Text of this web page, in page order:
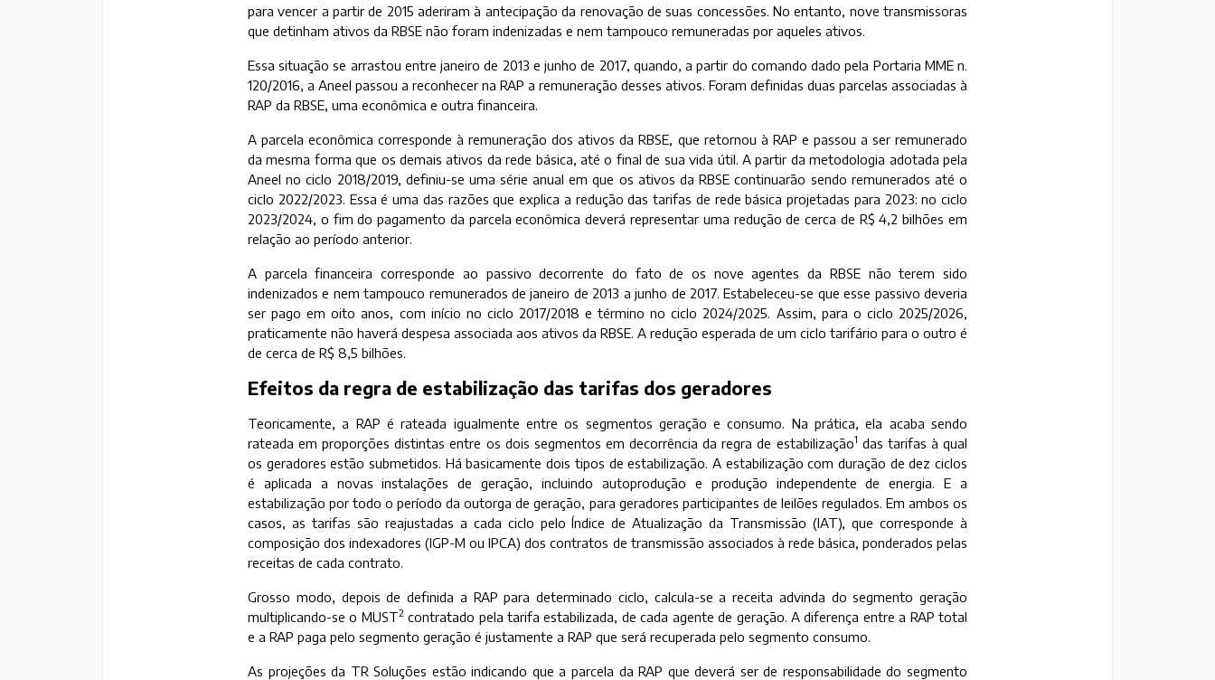
para vencer a partir de 2015 aderiram à antecipação da renovação de suas concessões. No entanto, nove transmissoras
que detinham ativos da RBSE não foram indenizadas e nem tampouco remuneradas por aqueles ativos.
Essa situação se arrastou entre janeiro de 2013 e junho de 2017, quando, a partir do comando dado pela Portaria MME n.
120/2016, a Aneel passou a reconhecer na RAP a remuneração desses ativos. Foram definidas duas parcelas associadas à
RAP da RBSE, uma econômica e outra financeira.
A parcela econômica corresponde à remuneração dos ativos da RBSE, que retornou à RAP e passou a ser remunerado
da mesma forma que os demais ativos da rede básica, até o final de sua vida útil. A partir da metodologia adotada pela
Aneel no ciclo 2018/2019, definiu-se uma série anual em que os ativos da RBSE continuarão sendo remunerados até o
ciclo 2022/2023. Essa é uma das razões que explica a redução das tarifas de rede básica projetadas para 2023: no ciclo
2023/2024, o fim do pagamento da parcela econômica deverá representar uma redução de cerca de R$ 4,2 bilhões em
relação ao período anterior.
A parcela financeira corresponde ao passivo decorrente do fato de os nove agentes da RBSE não terem sido
indenizados e nem tampouco remunerados de janeiro de 2013 a junho de 2017. Estabeleceu-se que esse passivo deveria
ser pago em oito anos, com início no ciclo 2017/2018 e término no ciclo 2024/2025. Assim, para o ciclo 2025/2026,
praticamente não haverá despesa associada aos ativos da RBSE. A redução esperada de um ciclo tarifário para o outro é
de cerca de R$ 8,5 bilhões.
Efeitos da regra de estabilização das tarifas dos geradores
Teoricamente, a RAP é rateada igualmente entre os segmentos geração e consumo. Na prática, ela acaba sendo
rateada em proporções distintas entre os dois segmentos em decorrência da regra de estabilização1 das tarifas à qual
os geradores estão submetidos. Há basicamente dois tipos de estabilização. A estabilização com duração de dez ciclos
é aplicada a novas instalações de geração, incluindo autoprodução e produção independente de energia. E a
estabilização por todo o período da outorga de geração, para geradores participantes de leilões regulados. Em ambos os
casos, as tarifas são reajustadas a cada ciclo pelo Índice de Atualização da Transmissão (IAT), que corresponde à
composição dos indexadores (IGP-M ou IPCA) dos contratos de transmissão associados à rede básica, ponderados pelas
receitas de cada contrato.
Grosso modo, depois de definida a RAP para determinado ciclo, calcula-se a receita advinda do segmento geração
multiplicando-se o MUST2contratado pela tarifa estabilizada, de cada agente de geração. A diferença entre a RAP total
e a RAP paga pelo segmento geração é justamente a RAP que será recuperada pelo segmento consumo.
As projeções da TR Soluções estão indicando que a parcela da RAP que deverá ser de responsabilidade do segmento